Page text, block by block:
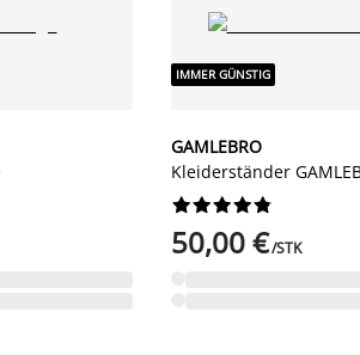
IMMER GÜNSTIG
GAMLEBRO
Kleiderständer






50,00 €/STK